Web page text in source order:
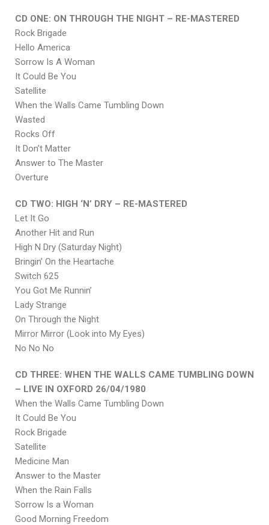
CD ONE: ON THROUGH THE NIGHT – RE-MASTERED
Rock Brigade
Hello America
Sorrow Is A Woman
It Could Be You
Satellite
When the Walls Came Tumbling Down
Wasted
Rocks Off
It Don’t Matter
Answer to The Master
Overture
CD TWO: HIGH ‘N’ DRY – RE-MASTERED
Let It Go
Another Hit and Run
High N Dry (Saturday Night)
Bringin’ On the Heartache
Switch 625
You Got Me Runnin’
Lady Strange
On Through the Night
Mirror Mirror (Look into My Eyes)
No No No
CD THREE: WHEN THE WALLS CAME TUMBLING DOWN
– LIVE IN OXFORD 26/04/1980
When the Walls Came Tumbling Down
It Could Be You
Rock Brigade
Satellite
Medicine Man
Answer to the Master
When the Rain Falls
Sorrow Is a Woman
Good Morning Freedom